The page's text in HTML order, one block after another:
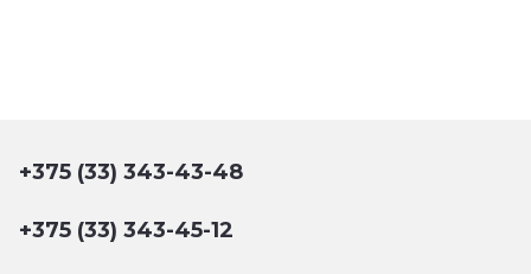
+375 (33) 343-43-48
+375 (33) 343-45-12